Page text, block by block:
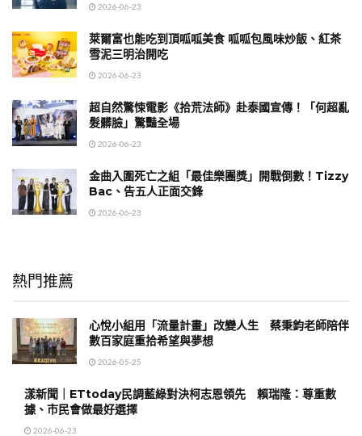
2026-06-23
萊爾富也能吃到頂呱呱美食 呱呱包風味炒飯、紅茶
雪泥三明治開吃
2026-06-23
超自然驚悚電影《拾荒法師》赴泰國宣傳！「何超亂
髮髒臉」驚豔全場
2026-06-23
金曲入圍死亡之組「最佳樂團獎」開戰倒數！Tizzy
Bac、告五人正面交鋒
2026-06-23
熱門推薦
心悅小組用「流量計畫」改變人生 蔡秉鈞老師陪伴
數百家庭重拾希望與夢想
2026-05-25
漾新聞｜ETtoday民調藍綠對決柯志恩領先 賴瑞隆：尊重數
據、市民會做最好選擇
2026-06-23